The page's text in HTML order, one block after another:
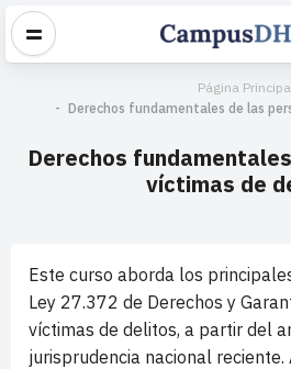
Página
Derechos fundamentales de las
Derechos
víctimas de
Este curso aborda los
Ley 27.372 de Derechos y
víctimas de delitos, a partir del
jurisprudencia nacional